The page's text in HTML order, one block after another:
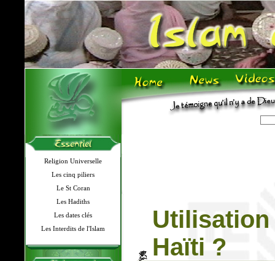
Religion Universelle
Les cinq piliers
Le St Coran
Les Hadiths
Les dates clés
Les Interdits de l'Islam
Haïti ?